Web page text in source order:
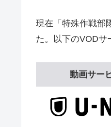
現在「特殊作戦部
た。以下のVODサ
動画サー